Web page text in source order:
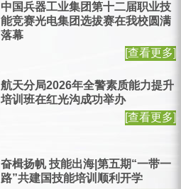
中国兵器工业集团第十二届职业技
能竞赛光电集团选拔赛在我校圆满
落幕
[查看更多]
航天分局2026年全警素质能力提升
培训班在红光沟成功举办
[查看更多]
奋楫扬帆 技能出海|第五期“一带一
路”共建国技能培训顺利开学